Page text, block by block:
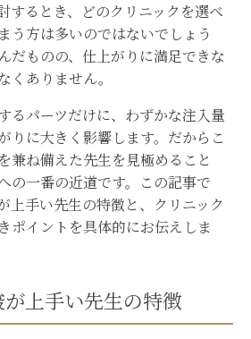
するとき、どのクリニックを選べ
う方は多いのではないでしょう
だものの、仕上がりに満足できな
くありません。
るパーツだけに、わずかな注入量
りに大きく影響します。だからこ
兼ね備えた先生を見極めること
の一番の近道です。この記事で
上手い先生の特徴と、クリニック
ポイントを具体的にお伝えしま
上手い先生の特徴